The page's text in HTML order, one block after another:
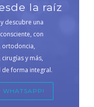
la raíz
descubre una
con
ortodoncia,
y más,
forma integral.
WHATSAPP!